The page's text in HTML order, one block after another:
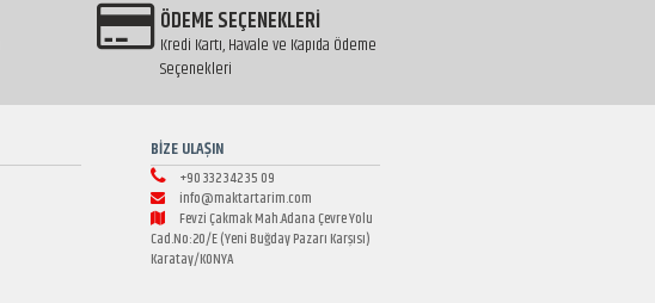
ÖDEME SEÇENEKLERİ
Kredi Kartı, Havale ve Kapıda Ödeme
Seçenekleri
BİZE ULAŞIN
+90 332 342 35 09
info@maktartarim.com
Fevzi Çakmak Mah.Adana Çevre Yolu
Cad.No:20/E (Yeni Buğday Pazarı Karşısı)
Karatay/KONYA